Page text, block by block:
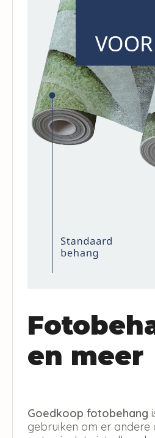
en meer
Goedkoop fotobehang
gebruiken om er andere